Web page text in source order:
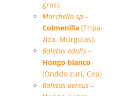
gros).
Morchella sp –
Colmenilla(Tripa-
ziza, Múrgulas).
Boletus edulis –
Hongo blanco
(Onddo zuri, Cep)
Boletus aereus –